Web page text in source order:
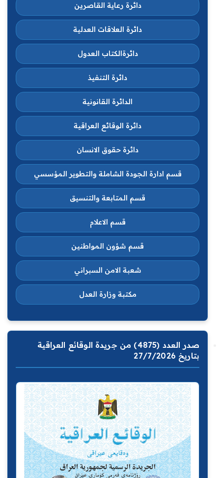
دائرة رعاية القاصرين
دائرة العلاقات العدلية
دائرةالكتاب العدول
دائرة التنفيذ
الدائرة القانونية
دائرة الوقائع العراقية
دائرة حقوق الانسان
قسم ادارة الجودة الشاملة والتطوير المؤسسي
قسم المتابعة والتنسيق
قسم الاعلام
قسم شؤون المواطنين
شعبة الامن السبراني
مكتبة وزارة العدل
صدر العدد (4875) من جريدة الوقائع العراقية
بتاريخ 27/7/2026